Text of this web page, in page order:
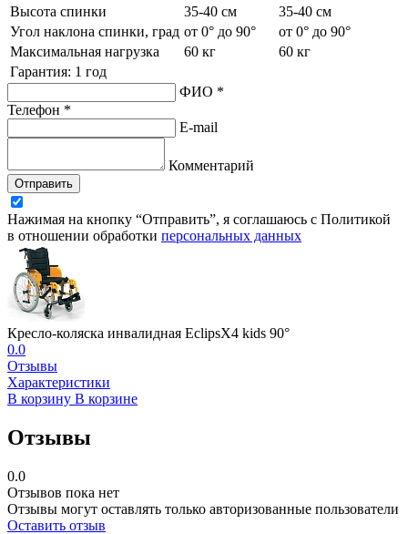
Высота спинки
35-40 см
35-40 см
Угол наклона спинки, град от 0° до 90°
от 0° до 90°
Максимальная нагрузка
60 кг
60 кг
Гарантия: 1 год
ФИО *
Телефон *
E-mail
Комментарий
Отправить
Нажимая на кнопку “Отправить”, я соглашаюсь с Политикой
в отношении обработки персональных данных
Кресло-коляска инвалидная EclipsX4 kids 90°
0.0
Отзывы
Характеристики
В корзину В корзине
Отзывы
0.0
Отзывов пока нет
Отзывы могут оставлять только авторизованные пользователи
Оставить отзыв